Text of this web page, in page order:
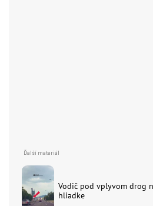
Vodič pod vplyvom drog
hliadke